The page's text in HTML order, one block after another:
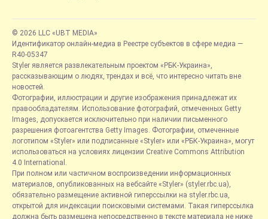
© 2026 LLC «UBT MEDIA»
Идентификатор онлайн-медиа в Реестре субъектов в сфере медиа —
R40-05347
Styler является развлекательным проектом «РБК-Украина»,
рассказывающим о людях, трендах и всё, что интересно читать вне
новостей.
Фотографии, иллюстрации и другие изображения принадлежат их
правообладателям. Использование фотографий, отмеченных Getty
Images, допускается исключительно при наличии письменного
разрешения фотоагентства Getty Images. Фотографии, отмеченные
логотипом «Styler» или подписанные «Styler» или «РБК-Украина», могут
использоваться на условиях лицензии Creative Commons Attribution
4.0 International.
При полном или частичном воспроизведении информационных
материалов, опубликованных на вебсайте «Styler» (styler.rbc.ua),
обязательно размещение активной гиперссылки на styler.rbc.ua,
открытой для индексации поисковыми системами. Такая гиперссылка
должна быть размещена непосредственно в тексте материала не ниже